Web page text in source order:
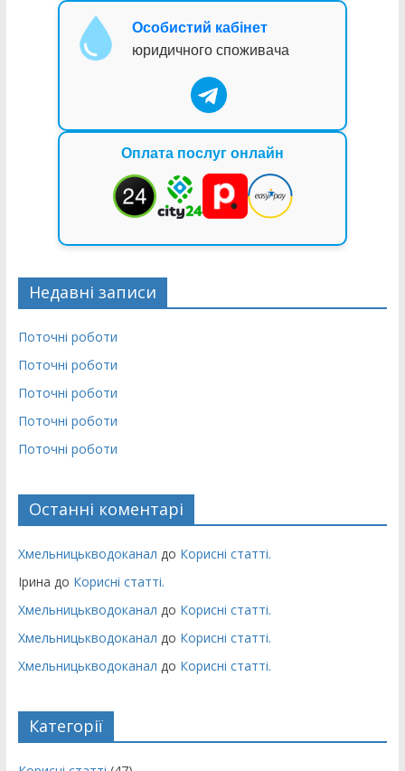
Особистий кабінет
юридичного споживача
Оплата послуг онлайн
Недавні записи
Поточні роботи
Поточні роботи
Поточні роботи
Поточні роботи
Поточні роботи
Останні коментарі
Хмельницькводоканал до Корисні статті.
Ірина до Корисні статті.
Хмельницькводоканал до Корисні статті.
Хмельницькводоканал до Корисні статті.
Хмельницькводоканал до Корисні статті.
Категорії